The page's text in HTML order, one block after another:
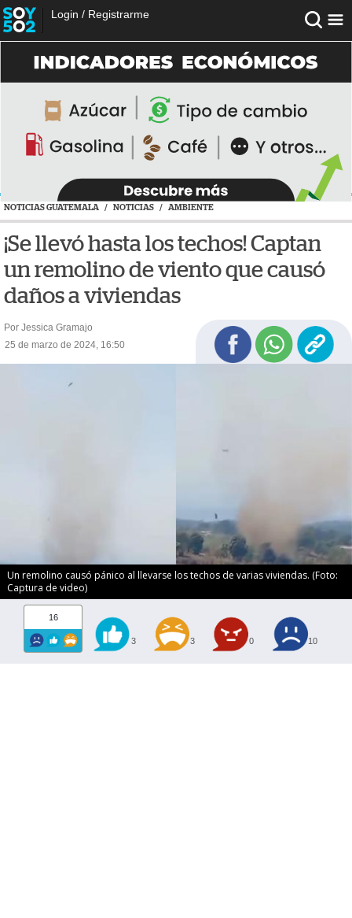
Login / Registrarme
NOTICIAS GUATEMALA / NOTICIAS / AMBIENTE
¡Se llevó hasta los techos! Captan
un remolino de viento que causó
daños a viviendas
Por Jessica Gramajo
25 de marzo de 2024, 16:50
Un remolino causó pánico al llevarse los techos de varias viviendas. (Foto:
Captura de video)
16
3 3 0 10